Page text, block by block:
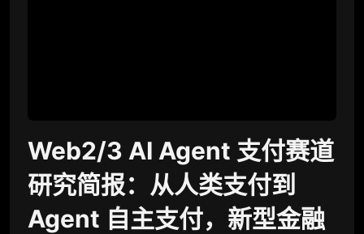
Web2/3 AI Agent 支付赛道
研究简报：从人类支付到
Agent 自主支付，新型金融